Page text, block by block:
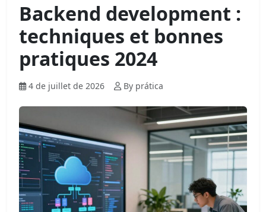
Backend development :
techniques et bonnes
pratiques 2024
4 de juillet de 2026 By prática